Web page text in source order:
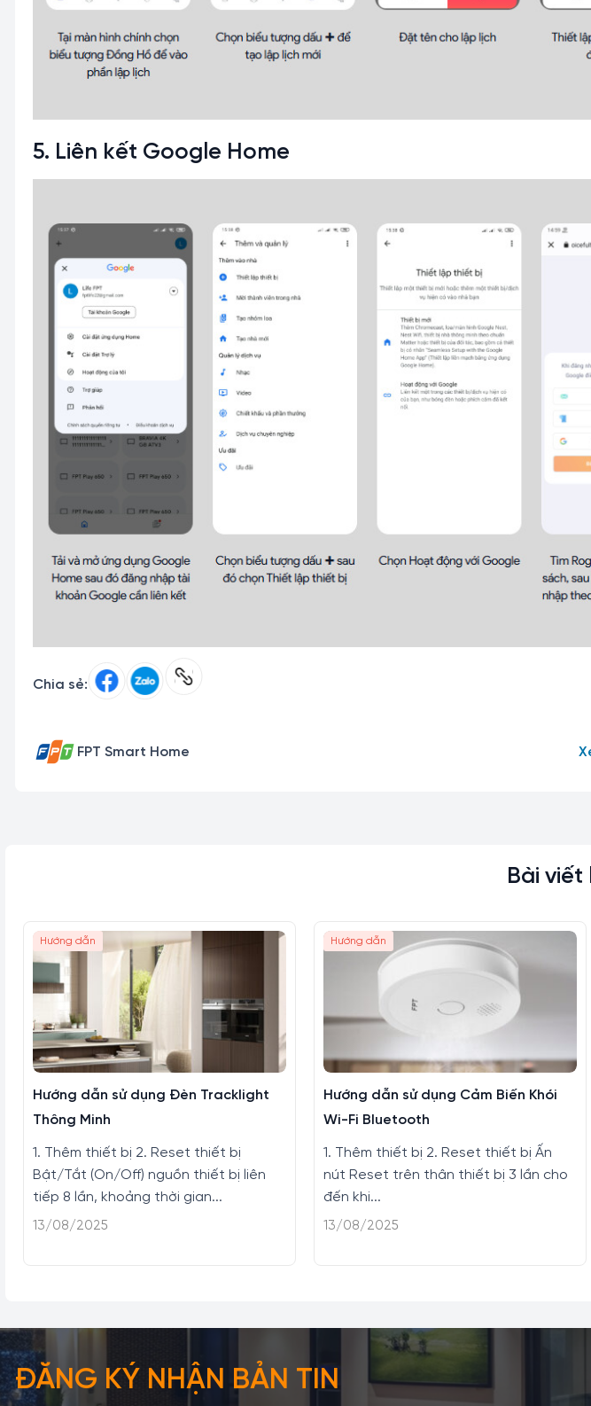
5. Liên kết Google Home
Chia sẻ:
FPT Smart Home
Bài viết
Hướng dẫn
Hướng dẫn sử dụng Đèn Tracklight
Thông Minh
1. Thêm thiết bị 2. Reset thiết bị
Bật/Tắt (On/Off) nguồn thiết bị liên
tiếp 8 lần, khoảng thời gian...
13/08/2025
Hướng dẫn
Hướng dẫn sử dụng Cảm Biến Khói
Wi-Fi Bluetooth
1. Thêm thiết bị 2. Reset thiết bị Ấn
nút Reset trên thân thiết bị 3 lần cho
đến khi...
13/08/2025
ĐĂNG KÝ NHẬN BẢN TIN